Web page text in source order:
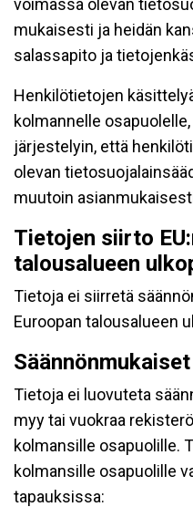
voimassa olevan
mukaisesti ja heidän
salassapito ja
Henkilötietojen
kolmannelle
järjestelyin, että
olevan
muutoin
Tietojen siirto
talousalueen
Tietoja ei siirretä
Euroopan talousalueen
Tietoja ei luovuteta
myy tai vuokraa
kolmansille osapuolille.
kolmansille osapuolille
tapauksissa: